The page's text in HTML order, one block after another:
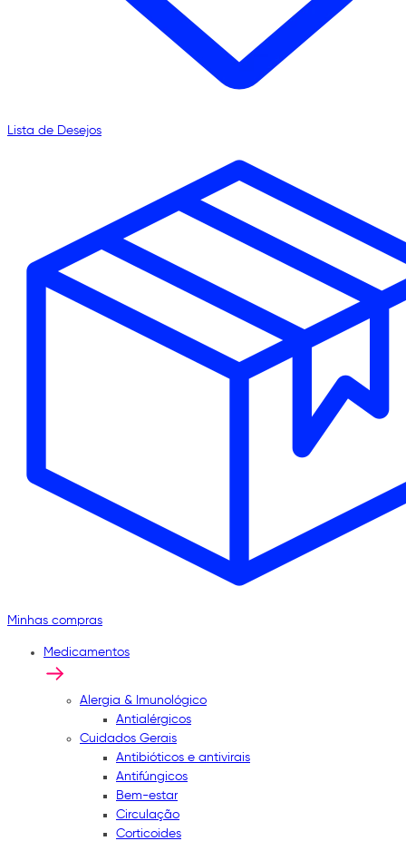
Lista de Desejos
Minhas compras
Medicamentos
Alergia & Imunológico
Antialérgicos
Cuidados Gerais
Antibióticos e antivirais
Antifúngicos
Bem-estar
Circulação
Corticoides